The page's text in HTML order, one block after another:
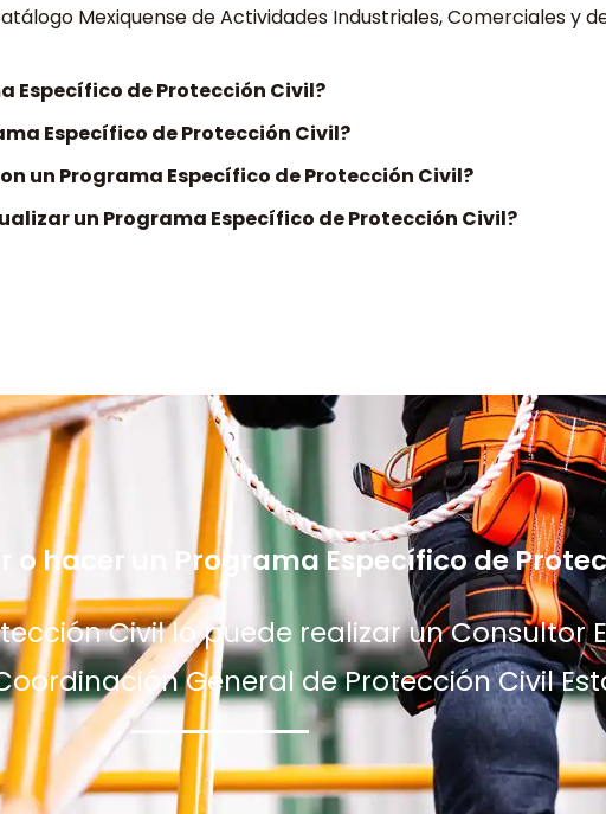
Mexiquense de Actividades Industriales, Comerciales y
Específico de Protección Civil?
Específico de Protección Civil?
un Programa Específico de Protección Civil?
un Programa Específico de Protección Civil?
o hacer un Programa Específico de
Civil lo puede realizar un Consultor
General de Protección Civil